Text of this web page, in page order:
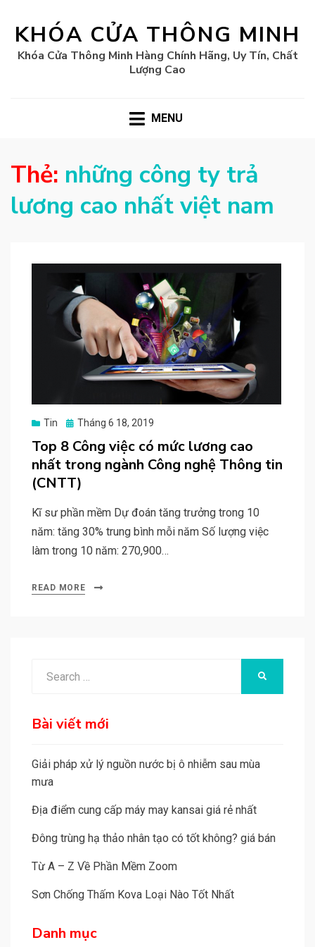
KHÓA CỬA THÔNG MINH
Khóa Cửa Thông Minh Hàng Chính Hãng, Uy Tín, Chất
Lượng Cao
MENU
Thẻ: những công ty trả
lương cao nhất việt nam
Tin
Posted
Tháng 6 18, 2019
Top 8 Công việc có mức lương cao
nhất trong ngành Công nghệ Thông tin
(CNTT)
Kĩ sư phần mềm Dự đoán tăng trưởng trong 10
năm: tăng 30% trung bình mỗi năm Số lượng việc
làm trong 10 năm: 270,900…
READ MORE
Bài viết mới
Giải pháp xử lý nguồn nước bị ô nhiễm sau mùa
mưa
Địa điểm cung cấp máy may kansai giá rẻ nhất
Đông trùng hạ thảo nhân tạo có tốt không? giá bán
Từ A – Z Về Phần Mềm Zoom
Sơn Chống Thấm Kova Loại Nào Tốt Nhất
Danh mục